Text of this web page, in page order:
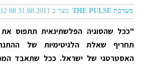
מערכת THE PULSE נוצר ב 31.08.2011 12:08
"ככל שהסוגיה הפלשתינאית תתפוס את
תחריף שאלת הלגיטימיות של
האסטרטגי של ישראל. ככל שתאבד